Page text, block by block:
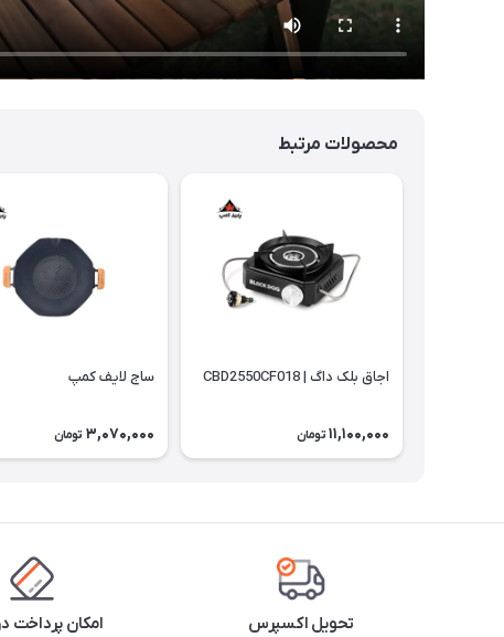
محصولات مرتبط
اجاق بلک داگ | CBD2550CF018
11,100,000 تومان
ساج لایف کمپ
3,070,000 تومان
تحویل اکسپرس امکان پرداخت